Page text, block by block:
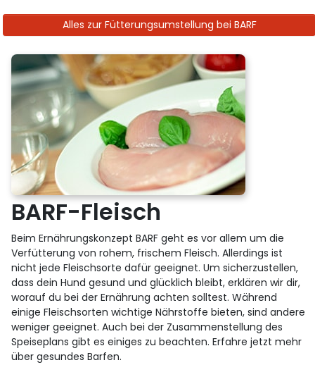
Alles zur Fütterungsumstellung bei BARF
BARF-Fleisch
Beim Ernährungskonzept BARF geht es vor allem um die
Verfütterung von rohem, frischem Fleisch. Allerdings ist
nicht jede Fleischsorte dafür geeignet. Um sicherzustellen,
dass dein Hund gesund und glücklich bleibt, erklären wir dir,
worauf du bei der Ernährung achten solltest. Während
einige Fleischsorten wichtige Nährstoffe bieten, sind andere
weniger geeignet. Auch bei der Zusammenstellung des
Speiseplans gibt es einiges zu beachten. Erfahre jetzt mehr
über gesundes Barfen.